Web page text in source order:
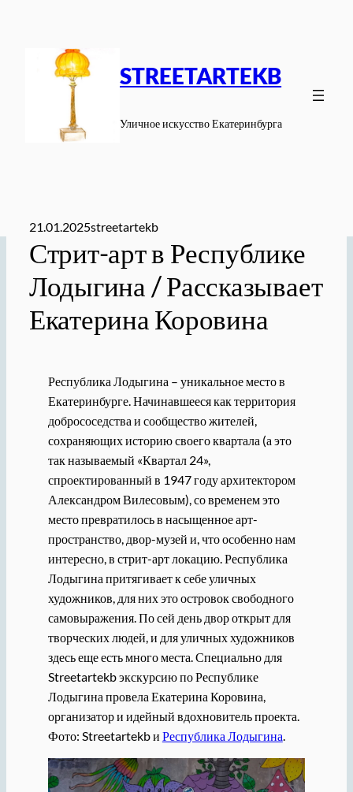
содержимому
STREETARTEKB
Уличное искусство Екатеринбурга
21.01.2025streetartekb
Стрит-арт в Республике
Лодыгина / Рассказывает
Екатерина Коровина
Республика Лодыгина – уникальное место в
Екатеринбурге. Начинавшееся как территория
добрососедства и сообщество жителей,
сохраняющих историю своего квартала (а это
так называемый «Квартал 24»,
спроектированный в 1947 году архитектором
Александром Вилесовым), со временем это
место превратилось в насыщенное арт-
пространство, двор-музей и, что особенно нам
интересно, в стрит-арт локацию. Республика
Лодыгина притягивает к себе уличных
художников, для них это островок свободного
самовыражения. По сей день двор открыт для
творческих людей, и для уличных художников
здесь еще есть много места. Специально для
Streetartekb экскурсию по Республике
Лодыгина провела Екатерина Коровина,
организатор и идейный вдохновитель проекта.
Фото: Streetartekb и Республика Лодыгина